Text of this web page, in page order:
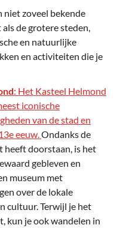
niet zoveel bekende
de grotere steden,
en natuurlijke
en activiteiten die je
: Het Kasteel Helmond
iconische
van de stad en
eeuw.Ondanks de
heeft doorstaan, is het
gebleven en
museum met
over de lokale
cultuur. Terwijl je het
kun je ook wandelen in